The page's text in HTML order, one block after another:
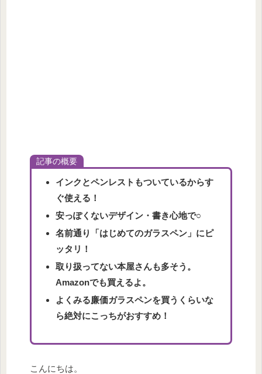
記事の概要
インクとペンレストもついているからす
ぐ使える！
安っぽくないデザイン・書き心地で○
名前通り「はじめてのガラスペン」にピ
ッタリ！
取り扱ってない本屋さんも多そう。
Amazonでも買えるよ。
よくみる廉価ガラスペンを買うくらいな
ら絶対にこっちがおすすめ！
こんにちは。